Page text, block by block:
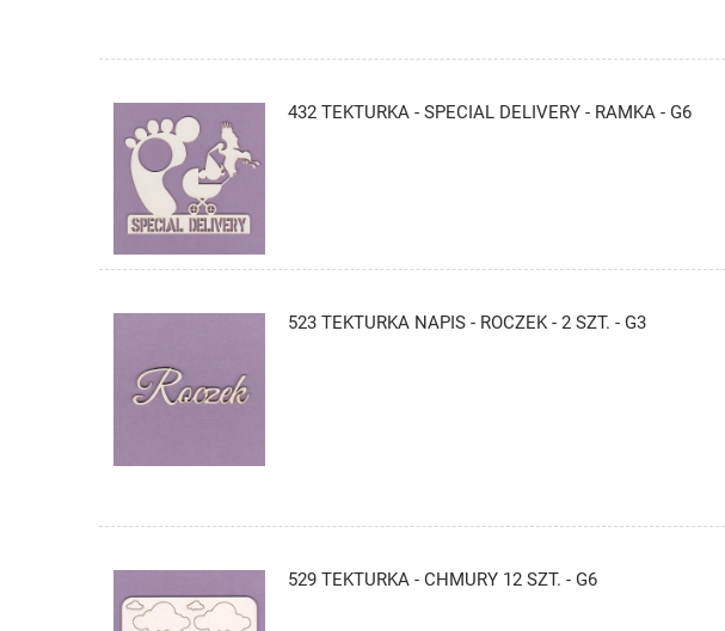
432 TEKTURKA - SPECIAL DELIVERY - RAMKA - G6
523 TEKTURKA NAPIS - ROCZEK - 2 SZT. - G3
529 TEKTURKA - CHMURY 12 SZT. - G6